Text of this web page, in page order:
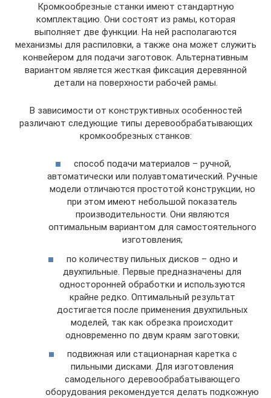
Кромкообрезные станки имеют стандартную
комплектацию. Они состоят из рамы, которая
выполняет две функции. На ней располагаются
механизмы для распиловки, а также она может служить
конвейером для подачи заготовок. Альтернативным
вариантом является жесткая фиксация деревянной
детали на поверхности рабочей рамы.
В зависимости от конструктивных особенностей
различают следующие типы деревообрабатывающих
кромкообрезных станков:
способ подачи материалов – ручной,
автоматически или полуавтоматический. Ручные
модели отличаются простотой конструкции, но
при этом имеют небольшой показатель
производительности. Они являются
оптимальным вариантом для самостоятельного
изготовления;
по количеству пильных дисков – одно и
двухпильные. Первые предназначены для
односторонней обработки и используются
крайне редко. Оптимальный результат
достигается после применения двухпильных
моделей, так как обрезка происходит
одновременно по двум краям заготовки;
подвижная или стационарная каретка с
пильными дисками. Для изготовления
самодельного деревообрабатывающего
оборудования рекомендуется делать подкожную